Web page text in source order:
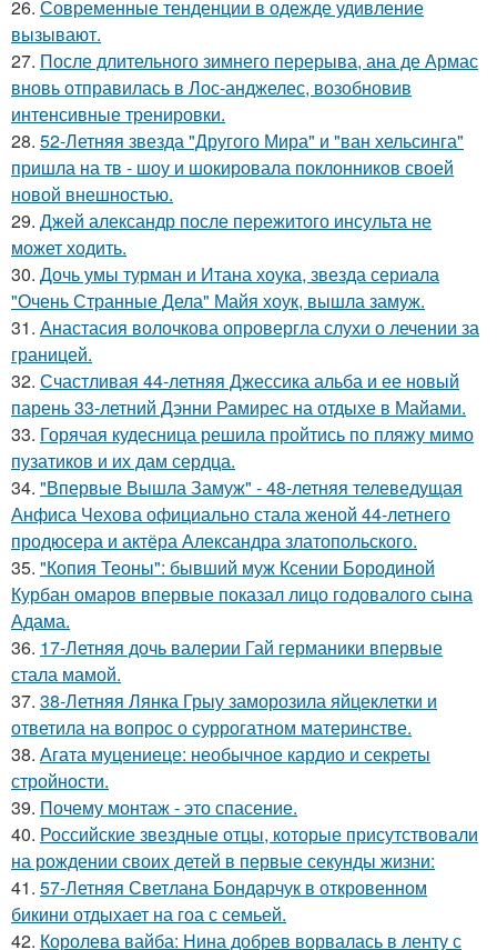
26. Современные тенденции в одежде удивление
вызывают.
27. После длительного зимнего перерыва, ана де Армас
вновь отправилась в Лос-анджелес, возобновив
интенсивные тренировки.
28. 52-Летняя звезда "Другого Мира" и "ван хельсинга"
пришла на тв - шоу и шокировала поклонников своей
новой внешностью.
29. Джей александр после пережитого инсульта не
может ходить.
30. Дочь умы турман и Итана хоука, звезда сериала
"Очень Странные Дела" Майя хоук, вышла замуж.
31. Анастасия волочкова опровергла слухи о лечении за
границей.
32. Счастливая 44-летняя Джессика альба и ее новый
парень 33-летний Дэнни Рамирес на отдыхе в Майами.
33. Горячая кудесница решила пройтись по пляжу мимо
пузатиков и их дам сердца.
34. "Впервые Вышла Замуж" - 48-летняя телеведущая
Анфиса Чехова официально стала женой 44-летнего
продюсера и актёра Александра златопольского.
35. "Копия Теоны": бывший муж Ксении Бородиной
Курбан омаров впервые показал лицо годовалого сына
Адама.
36. 17-Летняя дочь валерии Гай германики впервые
стала мамой.
37. 38-Летняя Лянка Грыу заморозила яйцеклетки и
ответила на вопрос о суррогатном материнстве.
38. Агата муцениеце: необычное кардио и секреты
стройности.
39. Почему монтаж - это спасение.
40. Российские звездные отцы, которые присутствовали
на рождении своих детей в первые секунды жизни:
41. 57-Летняя Светлана Бондарчук в откровенном
бикини отдыхает на гоа с семьей.
42. Королева вайба: Нина добрев ворвалась в ленту с